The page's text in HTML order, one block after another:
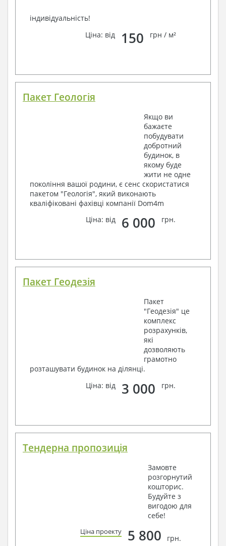
індивідуальність!
Ціна: від
150 грн / м²
Пакет Геологія
Якщо ви
бажаєте
побудувати
добротний
будинок, в
якому буде
жити не одне
покоління вашої родини, є сенс скористатися
пакетом "Геологія", який виконають
кваліфіковані фахівці компанії Dom4m
Ціна: від
6 000 грн.
Пакет Геодезія
Пакет
"Геодезія" це
комплекс
розрахунків,
які
дозволяють
грамотно
розташувати будинок на ділянці.
Ціна: від
3 000 грн.
Тендерна пропозиція
Замовте
розгорнутий
кошторис.
Будуйте з
вигодою для
себе!
Ціна проекту 5 800 грн.